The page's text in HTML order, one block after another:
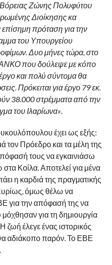
Βόρειας Ζώνης Πολυφύτου
Διοίκησης κα
πρόταση για την
του Υπουργείου
Δυο μήνες τώρα, στο
ΑΝΚΟ που δούλεψε με κόπο
και πολύ σύντομα θα
Πρόκειται για έργο 79 εκ.
38.000 στρέμματα από την
του Ιλαρίωνα».
έχει ως εξής:
Πρόεδρο και τα μέλη της
τους να εγκαινιάσω
Κοίλα. Αποτελεί για μένα
η καρδιά της πραγματικής
όμως θέλω να
για την απόφασή της να
για τη δημιουργία
ζωή έλεγε ένας ιστορικός
αδιάκοπο παρόν. Το ΕΒΕ